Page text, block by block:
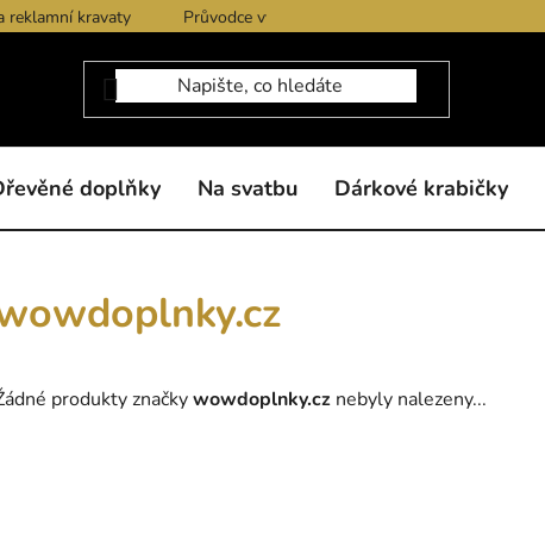
reklamní kravaty Průvodce výběrem produktů
doplňky Na svatbu Dárkové krabičky
produkty značkywowdoplnky.cz nebyly nalezeny...